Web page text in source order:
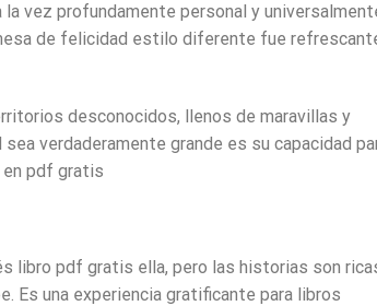
vez profundamente personal y
de felicidad estilo diferente fue
desconocidos, llenos de maravillas y
verdaderamente grande es su capacidad
en pdf gratis
libro pdf gratis ella, pero las historias son
Es una experiencia gratificante para libros